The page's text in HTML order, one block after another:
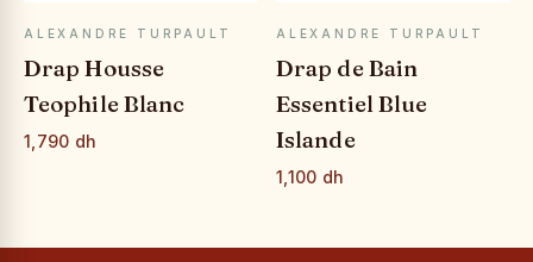
APERÇU RAPIDE
ALEXANDRE TURPAULT
Drap Housse
Teophile Blanc
1,790 dh
APERÇU RAPIDE
ALEXANDRE TURPAULT
Drap de Bain
Essentiel Blue
Islande
1,100 dh